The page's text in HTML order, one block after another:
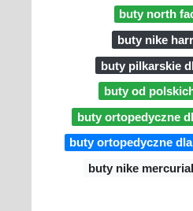
buty north
buty nike
buty pilkarskie
buty od
buty ortopedyczne
buty ortopedyczne
buty nike